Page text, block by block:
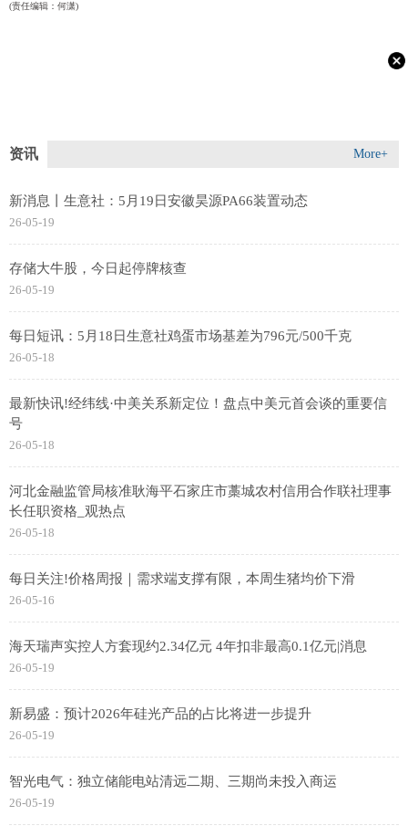
(责任编辑：何潇)
资讯 More+
新消息丨生意社：5月19日安徽昊源PA66装置动态
26-05-19
存储大牛股，今日起停牌核查
26-05-19
每日短讯：5月18日生意社鸡蛋市场基差为796元/500千克
26-05-18
最新快讯!经纬线·中美关系新定位！盘点中美元首会谈的重要信
号
26-05-18
河北金融监管局核准耿海平石家庄市藁城农村信用合作联社理事
长任职资格_观热点
26-05-18
每日关注!价格周报｜需求端支撑有限，本周生猪均价下滑
26-05-16
海天瑞声实控人方套现约2.34亿元 4年扣非最高0.1亿元|消息
26-05-19
新易盛：预计2026年硅光产品的占比将进一步提升
26-05-19
智光电气：独立储能电站清远二期、三期尚未投入商运
26-05-19